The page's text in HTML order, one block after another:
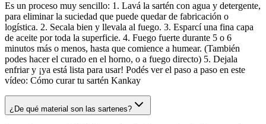
Es un proceso muy sencillo: 1. Lavá la sartén con agua y detergente,
para eliminar la suciedad que puede quedar de fabricación o
logística. 2. Secala bien y llevala al fuego. 3. Esparcí una fina capa
de aceite por toda la superficie. 4. Fuego fuerte durante 5 o 6
minutos más o menos, hasta que comience a humear. (También
podes hacer el curado en el horno, o a fuego directo) 5. Dejala
enfriar y ¡ya está lista para usar! Podés ver el paso a paso en este
vídeo: Cómo curar tu sartén Kankay
¿De qué material son las sartenes?